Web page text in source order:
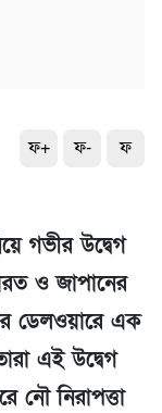
ফ+ ফ- ফ
গভীর উদ্বেগ
ও জাপানের
ডেলওয়ারে এক
এই উদ্বেগ
নৌ নিরাপত্তা